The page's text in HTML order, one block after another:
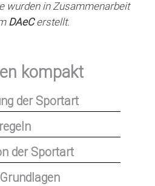
wurden in Zusammenarbeit
DAeCerstellt.
kompakt
der Sportart
der Sportart